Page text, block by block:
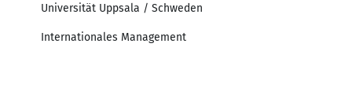
Universität Uppsala / Schweden
Internationales Management